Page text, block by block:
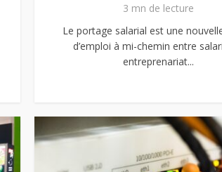
3 mn de lecture
Le portage salarial est une
d’emploi à mi-chemin entre
entreprenariat...